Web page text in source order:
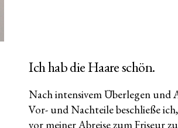
Ich hab die Haare schön.
Nach intensivem Überlegen und
Vor- und Nachteile beschließe
vor meiner Abreise zum Friseur